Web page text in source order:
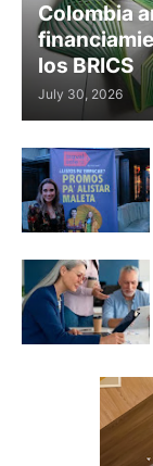
Colombia
los BRICS
July 30, 2026